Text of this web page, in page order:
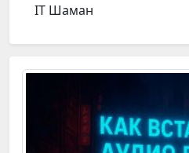
IT Шаман